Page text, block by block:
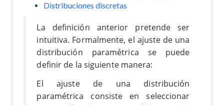
Distribuciones discretas
La definición anterior pretende ser
intuitiva. Formalmente, el ajuste de una
distribución paramétrica se puede
definir de la siguiente manera:
El ajuste de una distribución
paramétrica consiste en seleccionar